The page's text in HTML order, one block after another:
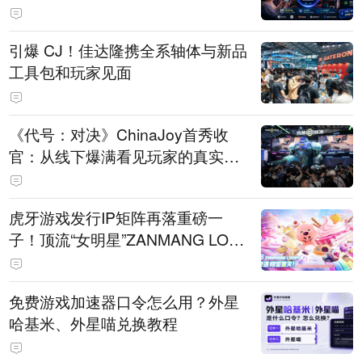
引爆 CJ！佳达隆携全系轴体与新品
工具包和玩家见面
《代号：对决》ChinaJoy首秀收
官：从线下爆满看见玩家的真实期
待
虎牙游戏发行IP矩阵再落重磅一
子！顶流“女明星”ZANMANG LOO
PY 正版3D消除手游《消消奇遇》
惊喜曝光
免费游戏加速器口令怎么用？外星
哈基米、外星喵兑换教程